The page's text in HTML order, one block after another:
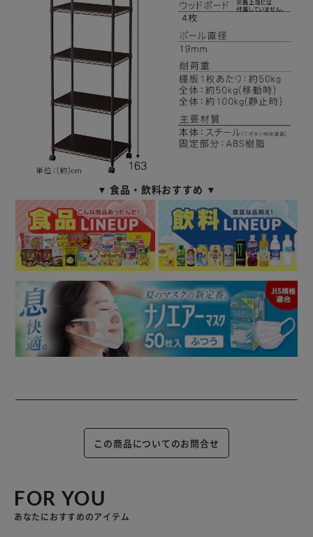
▼ 食品・飲料おすすめ ▼
この商品についてのお問合せ
FOR YOU
あなたにおすすめのアイテム